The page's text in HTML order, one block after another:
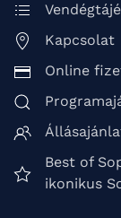
Kapcsolat
Online
Best of
ikonikus